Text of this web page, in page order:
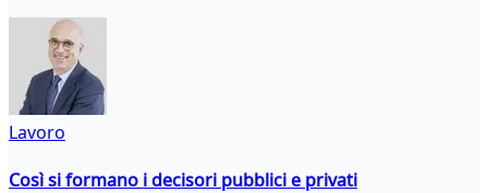
Lavoro
Così si formano i decisori pubblici e privati